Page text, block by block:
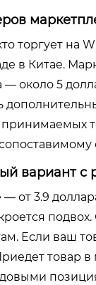
торгует на
в Китае.
около 5
вариант с
от 3.9
Если ваш
товар